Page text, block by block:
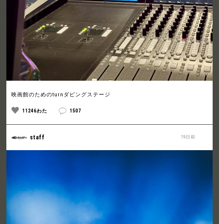
映画館のためのturnダビングステージ
11246わた 1507
19日前
staff